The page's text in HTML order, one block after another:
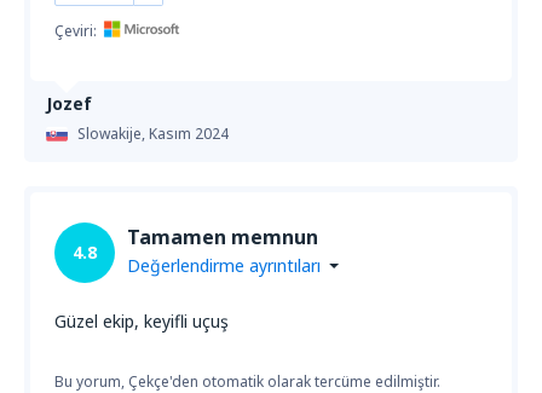
Jozef
Slowakije,Kasım 2024
Çeviri:
4.8
Tamamen memnun
Değerlendirme ayrıntıları
Güzel ekip, keyifli uçuş
Bu yorum, Çekçe'den otomatik olarak tercüme edilmiştir.